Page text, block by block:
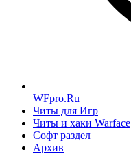
WFpro.Ru
Читы для Игр
Читы и хаки Warface
Софт раздел
Архив